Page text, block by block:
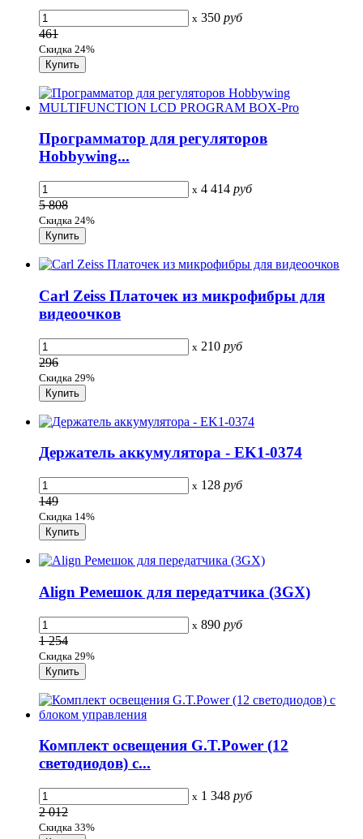
x 350 руб
461
Скидка 24%
Программатор для регуляторов
Hobbywing...
x 4 414 руб
5 808
Скидка 24%
Carl Zeiss Платочек из микрофибры для
видеоочков
x 210 руб
296
Скидка 29%
Держатель аккумулятора - EK1-0374
x 128 руб
149
Скидка 14%
Align Ремешок для передатчика (3GX)
x 890 руб
1 254
Скидка 29%
Комплект освещения G.T.Power (12
светодиодов) с...
x 1 348 руб
2 012
Скидка 33%